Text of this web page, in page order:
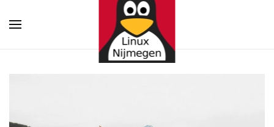
Terug naar hoofdinhoud